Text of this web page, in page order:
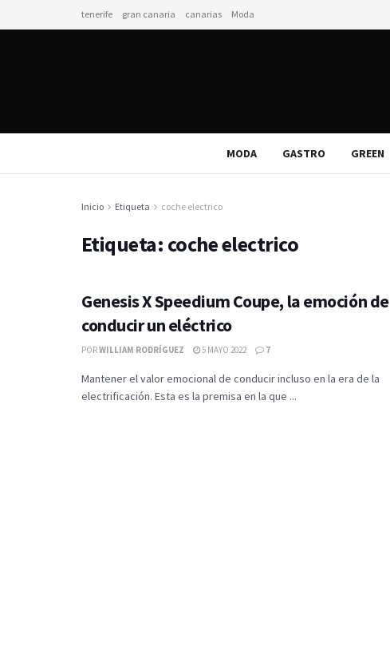
tenerife gran canaria canarias Moda
MODA GASTRO GREEN
Inicio Etiqueta coche electrico
Etiqueta: coche electrico
Genesis X Speedium Coupe, la emoción de
conducir un eléctrico
PORWILLIAM RODRÍGUEZ 5 MAYO 2022 7
Mantener el valor emocional de conducir incluso en la era de la
electrificación. Esta es la premisa en la que ...